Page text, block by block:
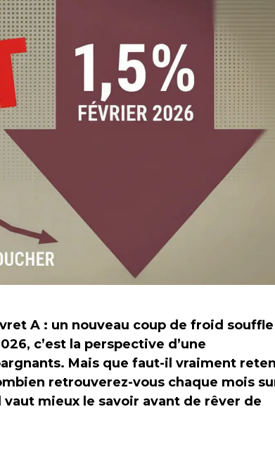
A : un nouveau coup de froid souffle
c’est la perspective d’une
Mais que faut-il vraiment
retrouverez-vous chaque mois
mieux le savoir avant de rêver de